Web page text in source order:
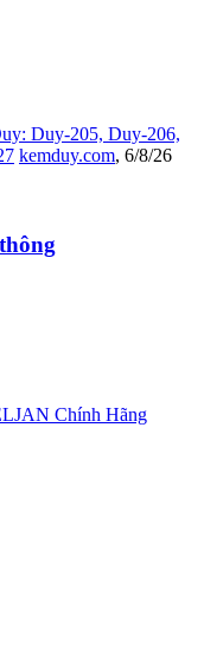
Duy-205, Duy-206,
kemduy.com, 6/8/26
Chính Hãng